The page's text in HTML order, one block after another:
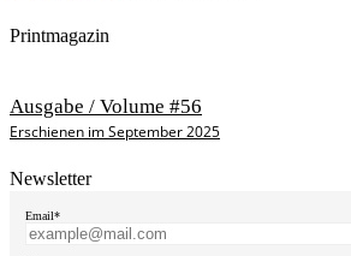
Printmagazin
Ausgabe / Volume #56
Erschienen im September 2025
Newsletter
Email*